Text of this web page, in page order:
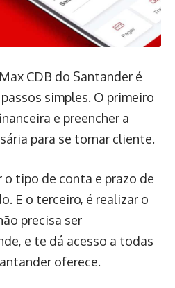
CDB do Santander é
simples. O primeiro
e preencher a
para se tornar cliente.
o tipo de conta e prazo de
E o terceiro, é realizar o
precisa ser
e te dá acesso a todas
oferece.